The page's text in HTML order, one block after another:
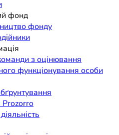
фонд
фонду
з оцінювання
функціонування особи
Prozorro